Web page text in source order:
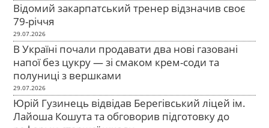
Відомий закарпатський тренер відзначив своє
79-річчя
29.07.2026
В Україні почали продавати два нові газовані
напої без цукру — зі смаком крем-соди та
полуниці з вершками
29.07.2026
Юрій Гузинець відвідав Берегівський ліцей ім.
Лайоша Кошута та обговорив підготовку до